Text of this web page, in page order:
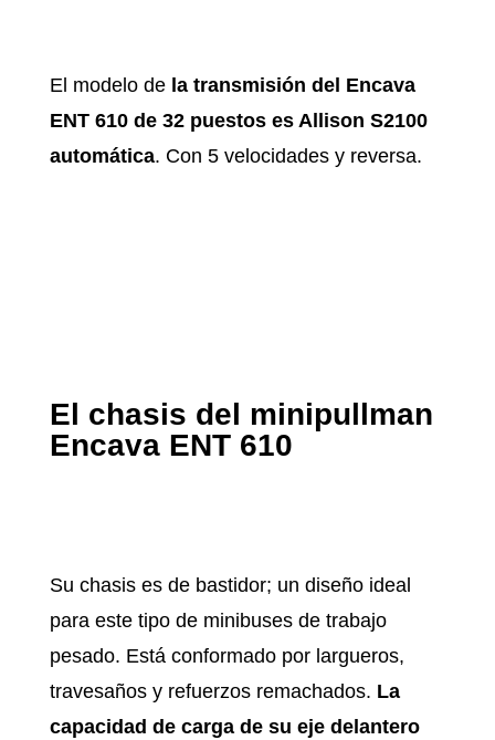
El modelo de la transmisión del Encava
ENT 610 de 32 puestos es Allison S2100
automática. Con 5 velocidades y reversa.
El chasis del minipullman
Encava ENT 610
Su chasis es de bastidor; un diseño ideal
para este tipo de minibuses de trabajo
pesado. Está conformado por largueros,
travesaños y refuerzos remachados. La
capacidad de carga de su eje delantero